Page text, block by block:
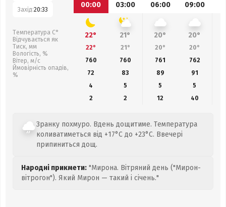
Захід:20:33
Температура С°
Відчувається як
Тиск, мм
Вологість, %
Вітер, м/с
Ймовірність опадів,
%
00:00
03:00 06:00 09:00
22° 21° 20° 20°
22° 21° 20° 20°
760
760 761 762
72
83 89 91
4
5 5
5
2
2 12 40
Зранку похмуро. Вдень дощитиме. Температура
коливатиметься від +17°C до +23°C. Ввечері
припиниться дощ.
Народні прикмети: "Мирона. Вітряний день ("Мирон-
вітрогон"). Який Мирон — такий і січень."